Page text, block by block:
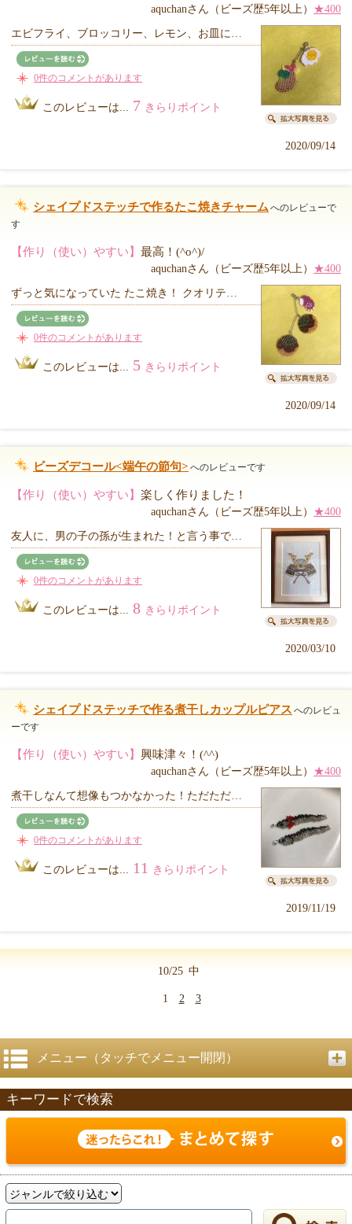
aquchanさん（ビーズ歴5年以上） ★400
エビフライ、ブロッコリー、レモン、お皿に…
0件のコメントがあります
このレビューは... 7 きらりポイント
2020/09/14
シェイプドステッチで作るたこ焼きチャーム へのレビューで
す
【作り（使い）やすい】 最高！(^o^)/
aquchanさん（ビーズ歴5年以上） ★400
ずっと気になっていた たこ焼き！ クオリテ…
0件のコメントがあります
このレビューは... 5 きらりポイント
2020/09/14
ビーズデコール<端午の節句> へのレビューです
【作り（使い）やすい】 楽しく作りました！
aquchanさん（ビーズ歴5年以上） ★400
友人に、男の子の孫が生まれた！と言う事で…
0件のコメントがあります
このレビューは... 8 きらりポイント
2020/03/10
シェイプドステッチで作る煮干しカップルピアス へのレビュ
ーです
【作り（使い）やすい】 興味津々！(^^)
aquchanさん（ビーズ歴5年以上） ★400
煮干しなんて想像もつかなかった！ただただ…
0件のコメントがあります
このレビューは... 11 きらりポイント
2019/11/19
10/25 中
1 2 3
メニュー（タッチでメニュー開閉）
キーワードで検索